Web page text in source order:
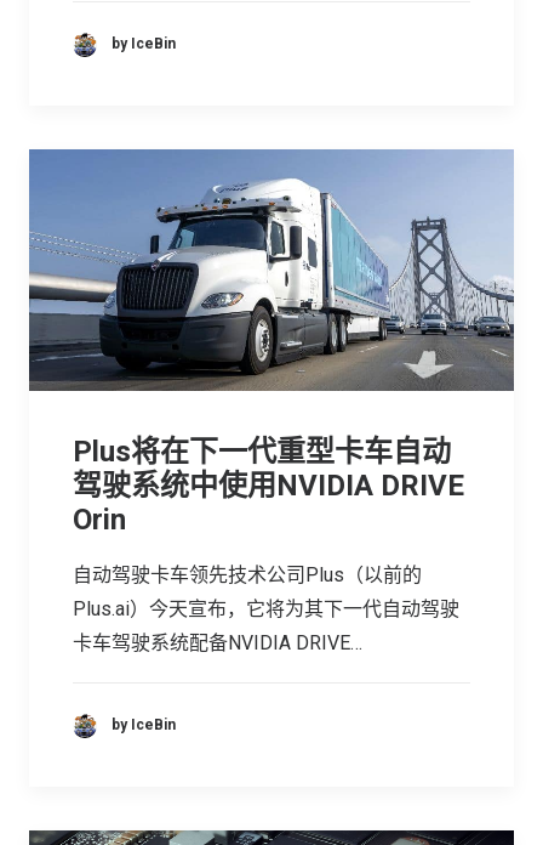
by IceBin
Plus将在下一代重型卡车自动
驾驶系统中使用NVIDIA DRIVE
Orin
自动驾驶卡车领先技术公司Plus（以前的
Plus.ai）今天宣布，它将为其下一代自动驾驶
卡车驾驶系统配备NVIDIA DRIVE…
by IceBin